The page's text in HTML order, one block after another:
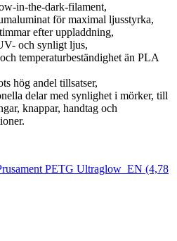
in-the-dark-filament,
för maximal ljusstyrka,
efter uppladdning,
och synligt ljus,
temperaturbeständighet än PLA
hög andel tillsatser,
delar med synlighet i mörker, till
knappar, handtag och
PETG Ultraglow_EN (4,78